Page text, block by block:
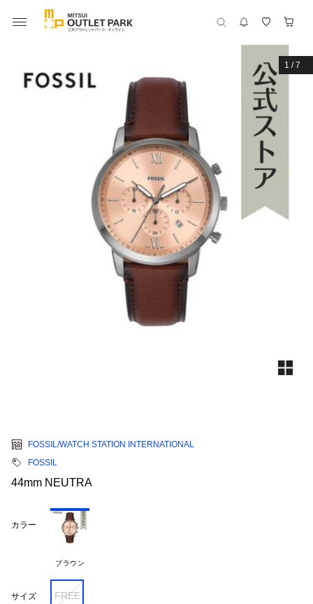
1 /7
FOSSIL/WATCH STATION INTERNATIONAL
FOSSIL
44mm NEUTRA
カラー
ブラウン
サイズ FREE